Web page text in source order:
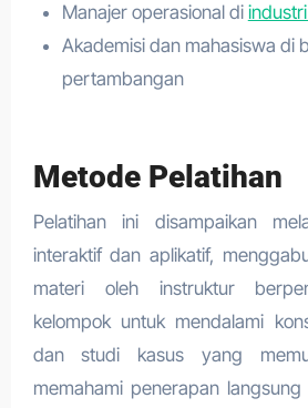
Manajer operasional di
Akademisi dan mahasiswa di
pertambangan
Metode Pelatihan
Pelatihan ini disampaikan
interaktif dan aplikatif,
materi oleh instruktur
kelompok untuk mendalami
dan studi kasus yang
memahami penerapan